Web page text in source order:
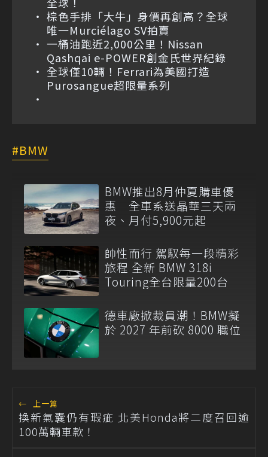
棕色手排「大牛」身價再創高？全球
唯一Murciélago SV拍賣
一桶油跑近2,000公里！Nissan
Qashqai e-POWER創金氏世界紀錄
全球僅10輛！Ferrari為美國打造
Purosangue超限量系列
BMW
BMW推出8月仲夏購車優
惠 全車系送晶華三天兩
夜、月付5,900元起
帥性而行 駕馭每一段精彩
旅程 全新 BMW 318i
Touring全台限量200台
德車廠掀裁員潮！BMW擬
於 2027 年前砍 8000 職位
← 上一篇
換新氣囊仍有瑕疵 北美Honda將二度召回逾
100萬輛車款！